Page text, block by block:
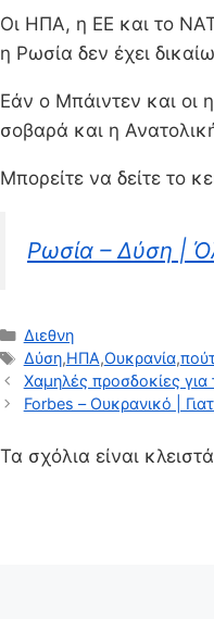
Οι ΗΠΑ, η ΕΕ και το
η Ρωσία δεν έχει
Εάν ο Μπάιντεν και οι
σοβαρά και η
Μπορείτε να δείτε το
Ρωσία – Δύση |
Κατηγορίες
Διεθνη
Ετικέτες
Δύση,ΗΠΑ,Ουκρανία,
Χαμηλές προσδοκίες
Forbes – Ουκρανικό |
Τα σχόλια είναι